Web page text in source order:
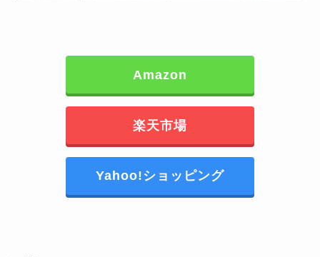
Amazon
楽天市場
Yahoo!ショッピング